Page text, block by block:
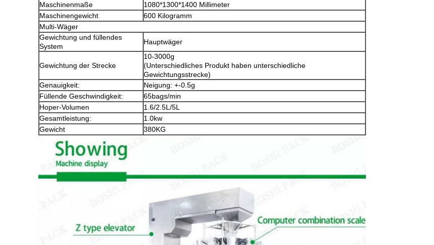
EINREICHUNGEN
Maschinenmaße
1080*1300*1400 Millimeter
Maschinengewicht
600 Kilogramm
Multi-Wäger
Gewichtung und füllendes
System
Hauptwäger
Gewichtung der Strecke
10-3000g
(Unterschiedliches Produkt haben unterschiedliche
Gewichtungsstrecke)
Genauigkeit:
Neigung: +-0.5g
Füllende Geschwindigkeit:
65bags/min
Hoper-Volumen
1.6/2.5L/5L
Gesamtleistung:
1.0kw
Gewicht
380KG